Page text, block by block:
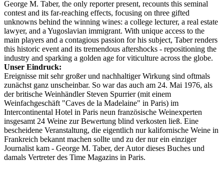
George M. Taber, the only reporter present, recounts this seminal
contest and its far-reaching effects, focusing on three gifted
unknowns behind the winning wines: a college lecturer, a real estate
lawyer, and a Yugoslavian immigrant. With unique access to the
main players and a contagious passion for his subject, Taber renders
this historic event and its tremendous aftershocks - repositioning the
industry and sparking a golden age for viticulture across the globe.
Unser Eindruck:
Ereignisse mit sehr großer und nachhaltiger Wirkung sind oftmals
zunächst ganz unscheinbar. So war das auch am 24. Mai 1976, als
der britische Weinhändler Steven Spurrier (mit einem
Weinfachgeschäft "Caves de la Madelaine" in Paris) im
Intercontinental Hotel in Paris neun französische Weinexperten
insgesamt 24 Weine zur Bewertung blind verkosten ließ. Eine
bescheidene Veranstaltung, die eigentlich nur kalifornische Weine in
Frankreich bekannt machen sollte und zu der nur ein einziger
Journalist kam - George M. Taber, der Autor dieses Buches und
damals Vertreter des Time Magazins in Paris.